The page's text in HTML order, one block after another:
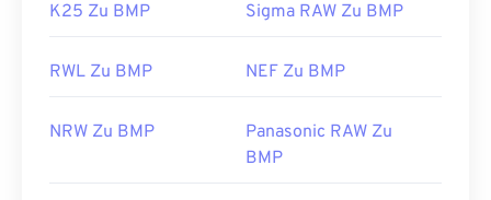
K25 Zu BMP Sigma RAW Zu BMP
RWL Zu BMP NEF Zu BMP
NRW Zu BMP
Panasonic RAW Zu
BMP